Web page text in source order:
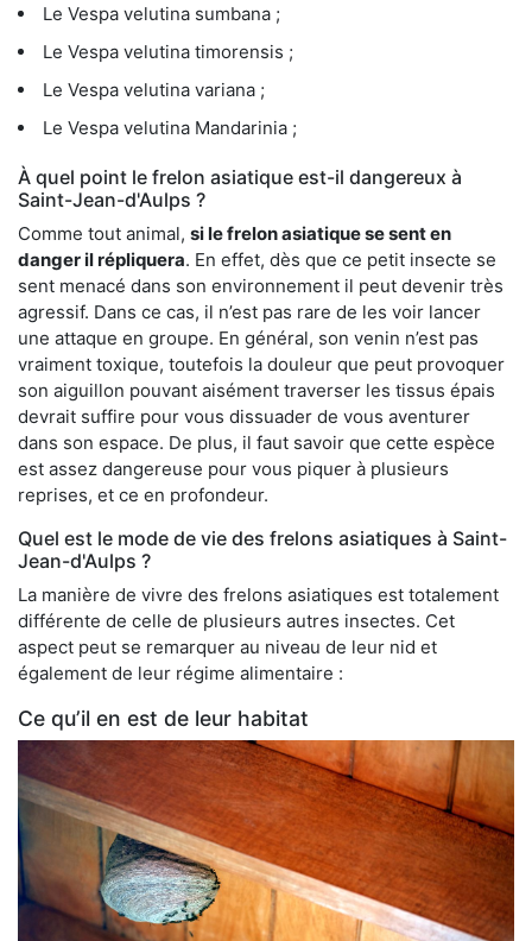
Le Vespa velutina sumbana ;
Le Vespa velutina timorensis ;
Le Vespa velutina variana ;
Le Vespa velutina Mandarinia ;
À quel point le frelon asiatique est-il dangereux à
Saint-Jean-d'Aulps ?
Comme tout animal, si le frelon asiatique se sent en
danger il répliquera. En effet, dès que ce petit insecte se
sent menacé dans son environnement il peut devenir très
agressif. Dans ce cas, il n’est pas rare de les voir lancer
une attaque en groupe. En général, son venin n’est pas
vraiment toxique, toutefois la douleur que peut provoquer
son aiguillon pouvant aisément traverser les tissus épais
devrait suffire pour vous dissuader de vous aventurer
dans son espace. De plus, il faut savoir que cette espèce
est assez dangereuse pour vous piquer à plusieurs
reprises, et ce en profondeur.
Quel est le mode de vie des frelons asiatiques à Saint-
Jean-d'Aulps ?
La manière de vivre des frelons asiatiques est totalement
différente de celle de plusieurs autres insectes. Cet
aspect peut se remarquer au niveau de leur nid et
également de leur régime alimentaire :
Ce qu’il en est de leur habitat